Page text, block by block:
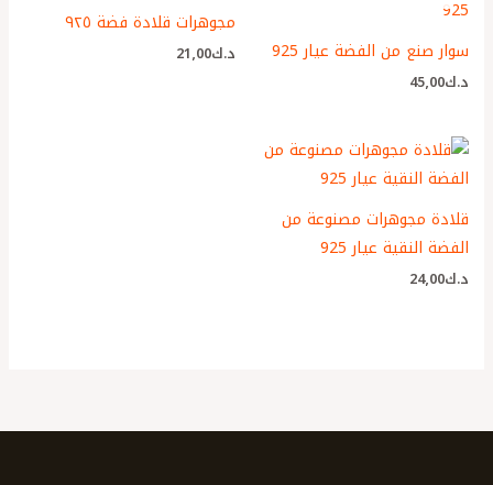
سوار صنع من الفضة عيار 925
د.ك45٫00
مجوهرات قلادة فضة ٩٢٥
د.ك21٫00
قلادة مجوهرات مصنوعة من
الفضة النقية عيار 925
د.ك24٫00